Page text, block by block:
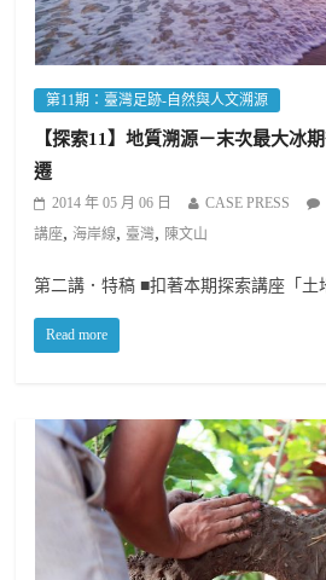
第11期：臺灣足跡-自然與人文溯源
【探索11】地質溯源－末次最大冰
遷
2014 年 05 月 06 日 CASE PRESS
講座, 海岸線, 臺灣, 陳文山
第二講．特稿 ■扣著本期探索講座「土
Read more